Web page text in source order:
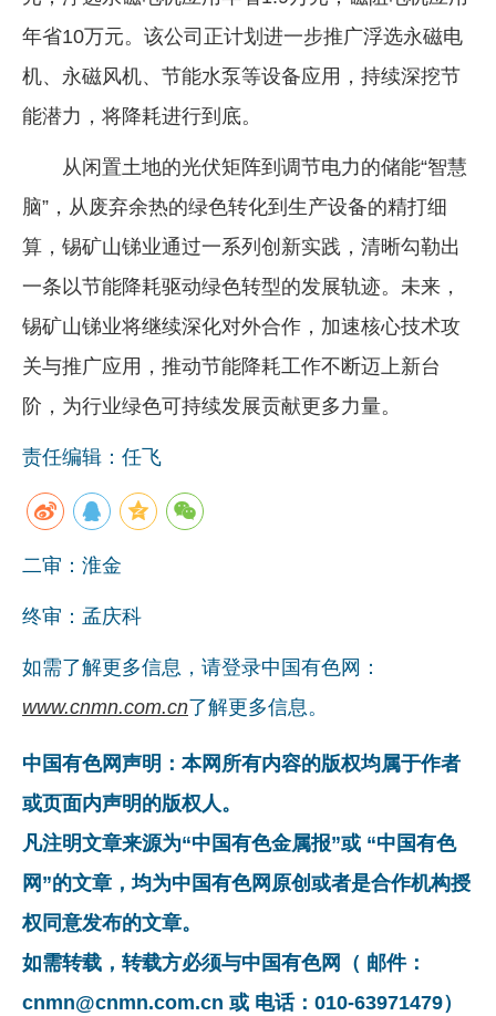
年省10万元。该公司正计划进一步推广浮选永磁电
机、永磁风机、节能水泵等设备应用，持续深挖节
能潜力，将降耗进行到底。
从闲置土地的光伏矩阵到调节电力的储能“智慧
脑”，从废弃余热的绿色转化到生产设备的精打细
算，锡矿山锑业通过一系列创新实践，清晰勾勒出
一条以节能降耗驱动绿色转型的发展轨迹。未来，
锡矿山锑业将继续深化对外合作，加速核心技术攻
关与推广应用，推动节能降耗工作不断迈上新台
阶，为行业绿色可持续发展贡献更多力量。
责任编辑：任飞
二审：淮金
终审：孟庆科
如需了解更多信息，请登录中国有色网：
www.cnmn.com.cn了解更多信息。
中国有色网声明：本网所有内容的版权均属于作者
或页面内声明的版权人。
凡注明文章来源为“中国有色金属报”或 “中国有色
网”的文章，均为中国有色网原创或者是合作机构授
权同意发布的文章。
如需转载，转载方必须与中国有色网（ 邮件：
cnmn@cnmn.com.cn 或 电话：010-63971479）